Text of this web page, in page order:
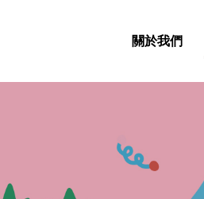
關於我們